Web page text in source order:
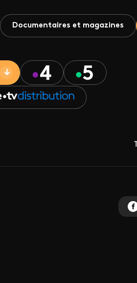
Documentaires et magazines